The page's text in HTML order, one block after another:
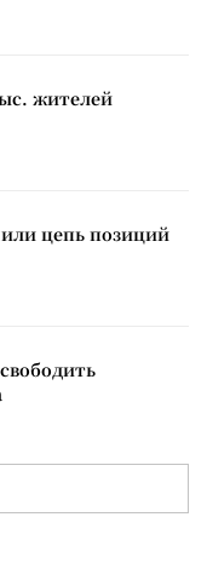
жителей
цепь позиций